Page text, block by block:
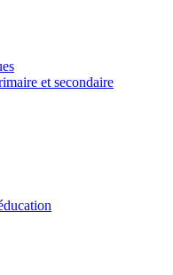
et secondaire